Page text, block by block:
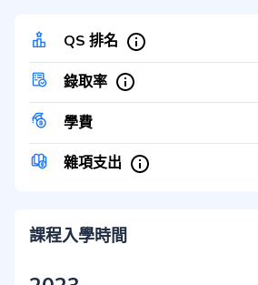
QS 排名
錄取率
學費
雜項支出
課程入學時間